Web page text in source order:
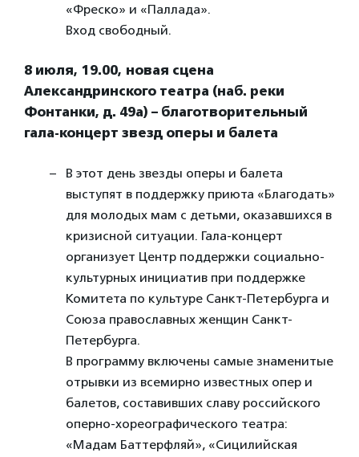
«Фреско» и «Паллада».
Вход свободный.
8 июля, 19.00, новая сцена
Александринского театра (наб. реки
Фонтанки, д. 49а) – благотворительный
гала-концерт звезд оперы и балета
В этот день звезды оперы и балета
выступят в поддержку приюта «Благодать»
для молодых мам с детьми, оказавшихся в
кризисной ситуации. Гала-концерт
организует Центр поддержки социально-
культурных инициатив при поддержке
Комитета по культуре Санкт-Петербурга и
Союза православных женщин Санкт-
Петербурга.
В программу включены самые знаменитые
отрывки из всемирно известных опер и
балетов, составивших славу российского
оперно-хореографического театра:
«Мадам Баттерфляй», «Сицилийская